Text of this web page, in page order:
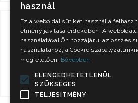
Keresés
használ
Ez a weboldal sütiket használ a
élmény javítása érdekében. A
használatával Ön hozzájárul az összes
használatához, a Cookie
megfelelően. Bővebben
ELENGEDHETETLENÜL
SZÜKSÉGES
TELJESÍTMÉNY